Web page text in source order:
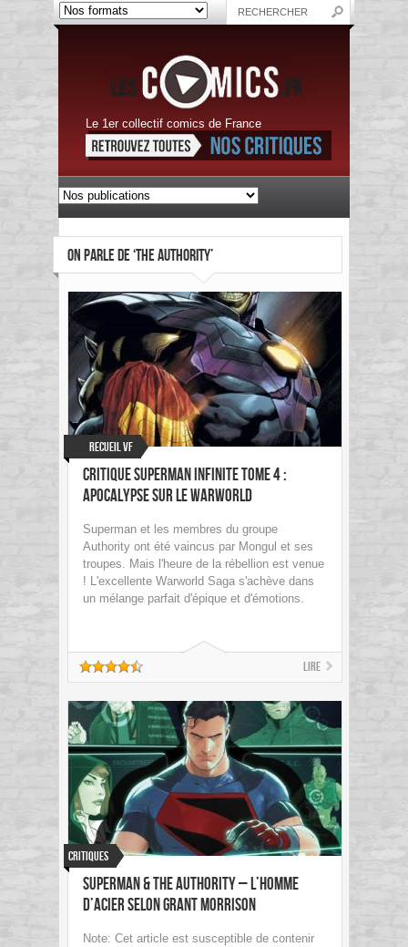
Le 1er collectif comics de France
ON PARLE DE ‘THE AUTHORITY’
Recueil VF
Critique Superman Infinite tome 4 :
Apocalypse sur le Warworld
Superman et les membres du groupe
Authority ont été vaincus par Mongul et ses
troupes. Mais l'heure de la rébellion est venue
! L'excellente Warworld Saga s'achève dans
un mélange parfait d'épique et d'émotions.
Lire
Critiques
Superman & The Authority – L’Homme
d’Acier selon Grant Morrison
Note: Cet article est susceptible de contenir